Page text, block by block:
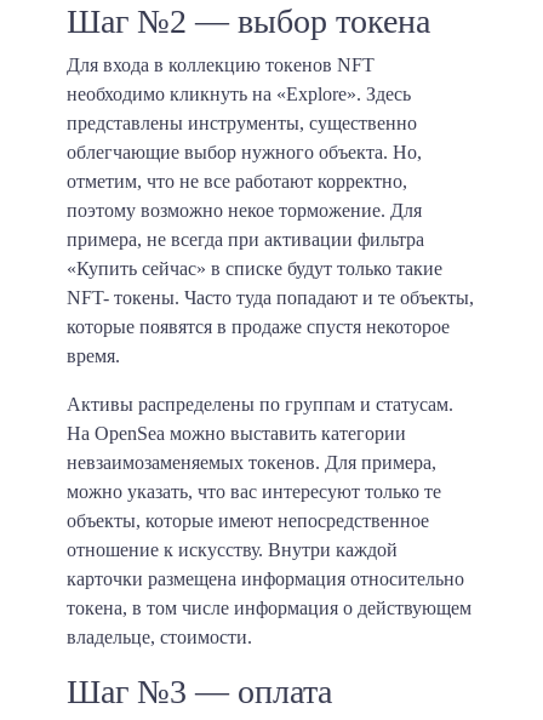
Шаг №2 — выбор токена
Для входа в коллекцию токенов NFT
необходимо кликнуть на «Explore». Здесь
представлены инструменты, существенно
облегчающие выбор нужного объекта. Но,
отметим, что не все работают корректно,
поэтому возможно некое торможение. Для
примера, не всегда при активации фильтра
«Купить сейчас» в списке будут только такие
NFT- токены. Часто туда попадают и те объекты,
которые появятся в продаже спустя некоторое
время.
Активы распределены по группам и статусам.
На OpenSea можно выставить категории
невзаимозаменяемых токенов. Для примера,
можно указать, что вас интересуют только те
объекты, которые имеют непосредственное
отношение к искусству. Внутри каждой
карточки размещена информация относительно
токена, в том числе информация о действующем
владельце, стоимости.
Шаг №3 — оплата